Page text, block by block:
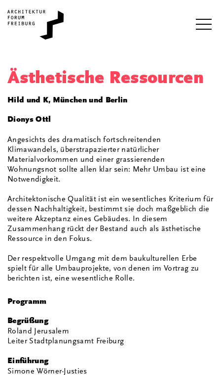
Ästhetische Ressourcen
Hild und K, München und Berlin
Dionys Ottl
Angesichts des dramatisch fortschreitenden
Klimawandels, überstrapazierter natürlicher
Materialvorkommen und einer grassierenden
Wohnungsnot sollte allen klar sein: Mehr Umbau ist eine
Notwendigkeit.
Architektonische Qualität ist ein wesentliches Kriterium für
dessen Nachhaltigkeit, bestimmt sie doch maßgeblich die
weitere Akzeptanz eines Gebäudes. In diesem
Zusammenhang rückt der Bestand auch als ästhetische
Ressource in den Fokus.
Der respektvolle Umgang mit dem baukulturellen Erbe
spielt für alle Umbauprojekte, von denen im Vortrag zu
berichten ist, eine wesentliche Rolle.
Programm
Begrüßung
Roland Jerusalem
Leiter Stadtplanungsamt Freiburg
Einführung
Simone Wörner-Justies